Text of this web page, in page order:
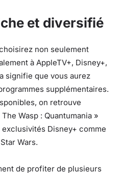
et diversifié
non seulement
à AppleTV+, Disney+,
signifie que vous aurez
supplémentaires.
on retrouve
Wasp : Quantumania »
Disney+ comme
Wars.
de profiter de plusieurs